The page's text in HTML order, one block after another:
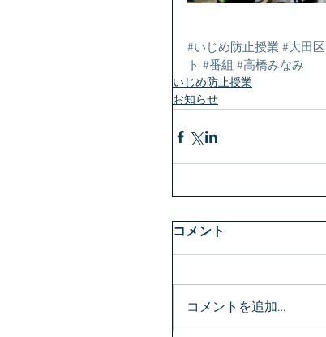
#いじめ防止授業 #大田区
ト #番組 #高橋みなみ
いじめ防止授業
お知らせ
コメント
コメントを追加…